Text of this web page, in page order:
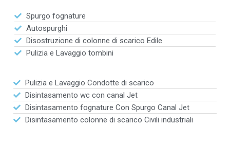
Spurgo fognature
Autospurghi
Disostruzione di colonne di scarico Edile
Pulizia e Lavaggio tombini
Pulizia e Lavaggio Condotte di scarico
Disintasamento wc con canal Jet
Disintasamento fognature Con Spurgo Canal Jet
Disintasamento colonne di scarico Civili industriali